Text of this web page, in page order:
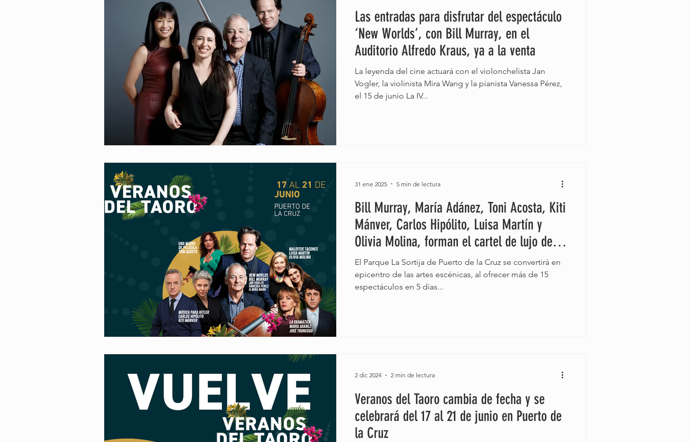
Las entradas para disfrutar del espectáculo
‘New Worlds’, con Bill Murray, en el
Auditorio Alfredo Kraus, ya a la venta
La leyenda del cine actuará con el violonchelista Jan
Vogler, la violinista Mira Wang y la pianista Vanessa Pérez,
el 15 de junio La IV...
Bill Murray, María Adánez, Toni Acosta, Kiti
Mánver, Carlos Hipólito, Luisa Martín y
Olivia Molina, forman el cartel de lujo de
Veranos del Taoro 2025
El Parque La Sortija de Puerto de la Cruz se convertirá en
epicentro de las artes escénicas, al ofrecer más de 15
espectáculos en 5 días...
31 ene 2025 5 min de lectura
Veranos del Taoro cambia de fecha y se
celebrará del 17 al 21 de junio en Puerto de
la Cruz
2 dic 2024 2 min de lectura